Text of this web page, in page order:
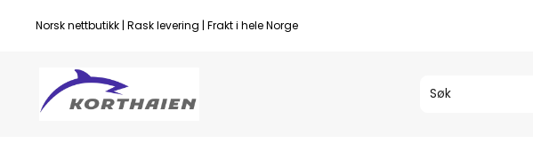
Hopp til innhold
Norsk nettbutikk | Rask levering | Frakt i hele Norge